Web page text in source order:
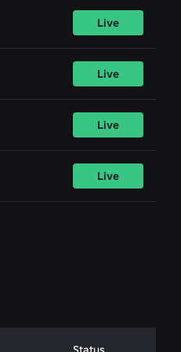
Live
Live
Live
Live